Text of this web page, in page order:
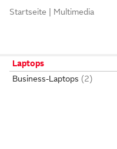
Startseite Multimedia
Laptops
Business-Laptops